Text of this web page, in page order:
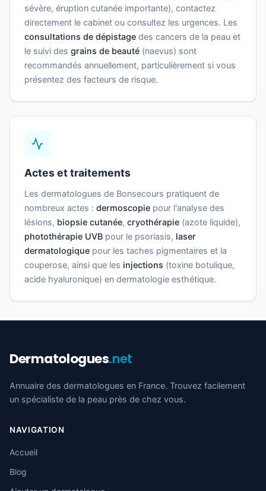
sévère, éruption cutanée importante), contactez
directement le cabinet ou consultez les urgences. Les
consultations de dépistage des cancers de la peau et
le suivi des grains de beauté (naevus) sont
recommandés annuellement, particulièrement si vous
présentez des facteurs de risque.
Actes et traitements
Les dermatologues de Bonsecours pratiquent de
nombreux actes : dermoscopie pour l'analyse des
lésions, biopsie cutanée, cryothérapie (azote liquide),
photothérapie UVB pour le psoriasis, laser
dermatologique pour les taches pigmentaires et la
couperose, ainsi que les injections (toxine botulique,
acide hyaluronique) en dermatologie esthétique.
Dermatologues.net
Annuaire des dermatologues en France. Trouvez facilement
un spécialiste de la peau près de chez vous.
NAVIGATION
Accueil
Blog